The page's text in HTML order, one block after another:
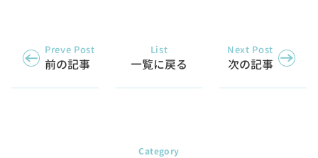
Preve Post
前の記事
List
一覧に戻る
Next Post
次の記事